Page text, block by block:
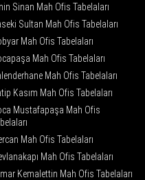
Sinan Mah Ofis Tabelaları
Sultan Mah Ofis Tabelaları
Mah Ofis Tabelaları
Mah Ofis Tabelaları
Mah Ofis Tabelaları
Kasım Mah Ofis Tabelaları
Mustafapaşa Mah Ofis
Mah Ofis Tabelaları
Mah Ofis Tabelaları
Kemalettin Mah Ofis Tabelaları